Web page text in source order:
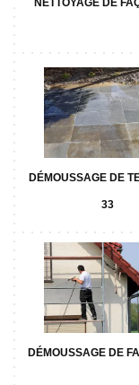
NETTOYAGE DE
DÉMOUSSAGE DE
33
DÉMOUSSAGE DE